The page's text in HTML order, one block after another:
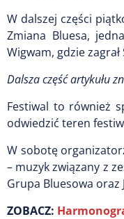
W dalszej części
Zmiana Bluesa,
Wigwam, gdzie
Dalsza część artykułu
Festiwal to również
odwiedzić teren
W sobotę
– muzyk związany z
Grupa Bluesowa oraz
ZOBACZ: